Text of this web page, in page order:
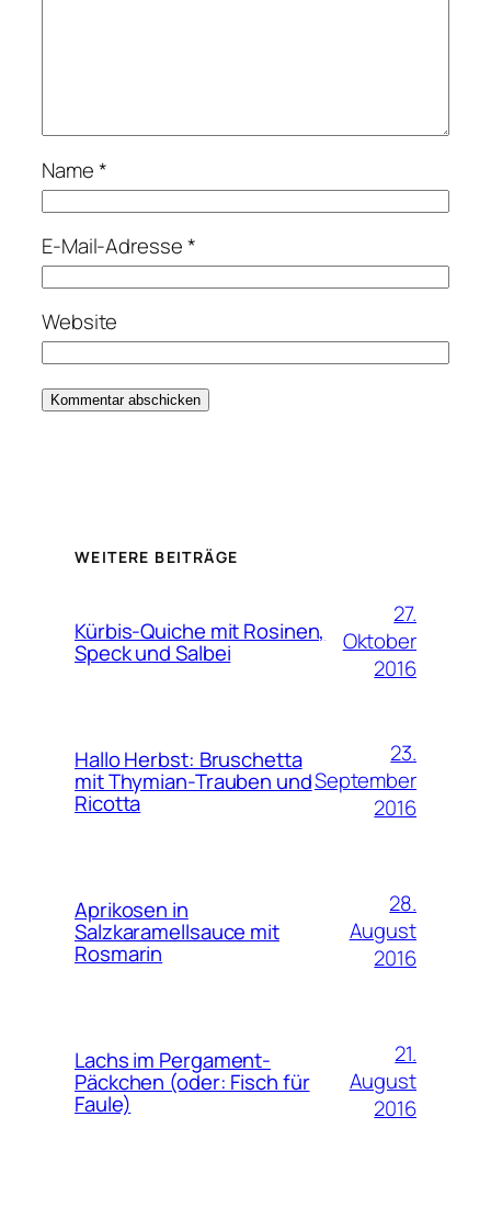
Name*
E-Mail-Adresse*
Website
WEITERE BEITRÄGE
Kürbis-Quiche mit Rosinen,
Speck und Salbei
27.
Oktober
2016
Hallo Herbst: Bruschetta
mit Thymian-Trauben und
Ricotta
23.
September
2016
Aprikosen in
Salzkaramellsauce mit
Rosmarin
28.
August
2016
Lachs im Pergament-
Päckchen (oder: Fisch für
Faule)
21.
August
2016